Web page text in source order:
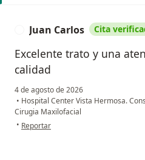
Juan Carlos Cita
Excelente trato y una
calidad
4 de agosto de 2026
• Hospital Center Vista Hermosa.
Cirugia Maxilofacial
• en opinión del usuario Juan Carlos
Reportar